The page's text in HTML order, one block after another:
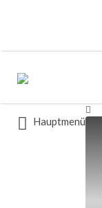
por:
Hauptmenü